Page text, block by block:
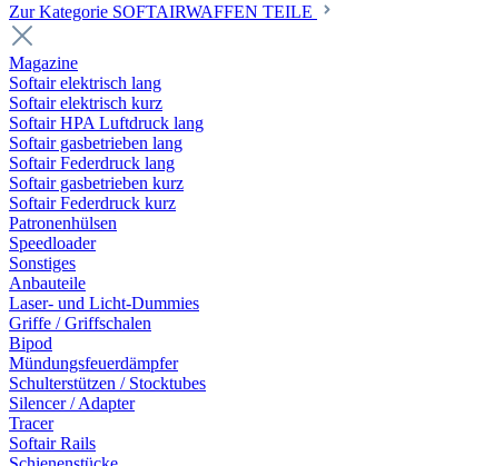
Zur Kategorie SOFTAIRWAFFEN TEILE
Magazine
Softair elektrisch lang
Softair elektrisch kurz
Softair HPA Luftdruck lang
Softair gasbetrieben lang
Softair Federdruck lang
Softair gasbetrieben kurz
Softair Federdruck kurz
Patronenhülsen
Speedloader
Sonstiges
Anbauteile
Laser- und Licht-Dummies
Griffe / Griffschalen
Bipod
Mündungsfeuerdämpfer
Schulterstützen / Stocktubes
Silencer / Adapter
Tracer
Softair Rails